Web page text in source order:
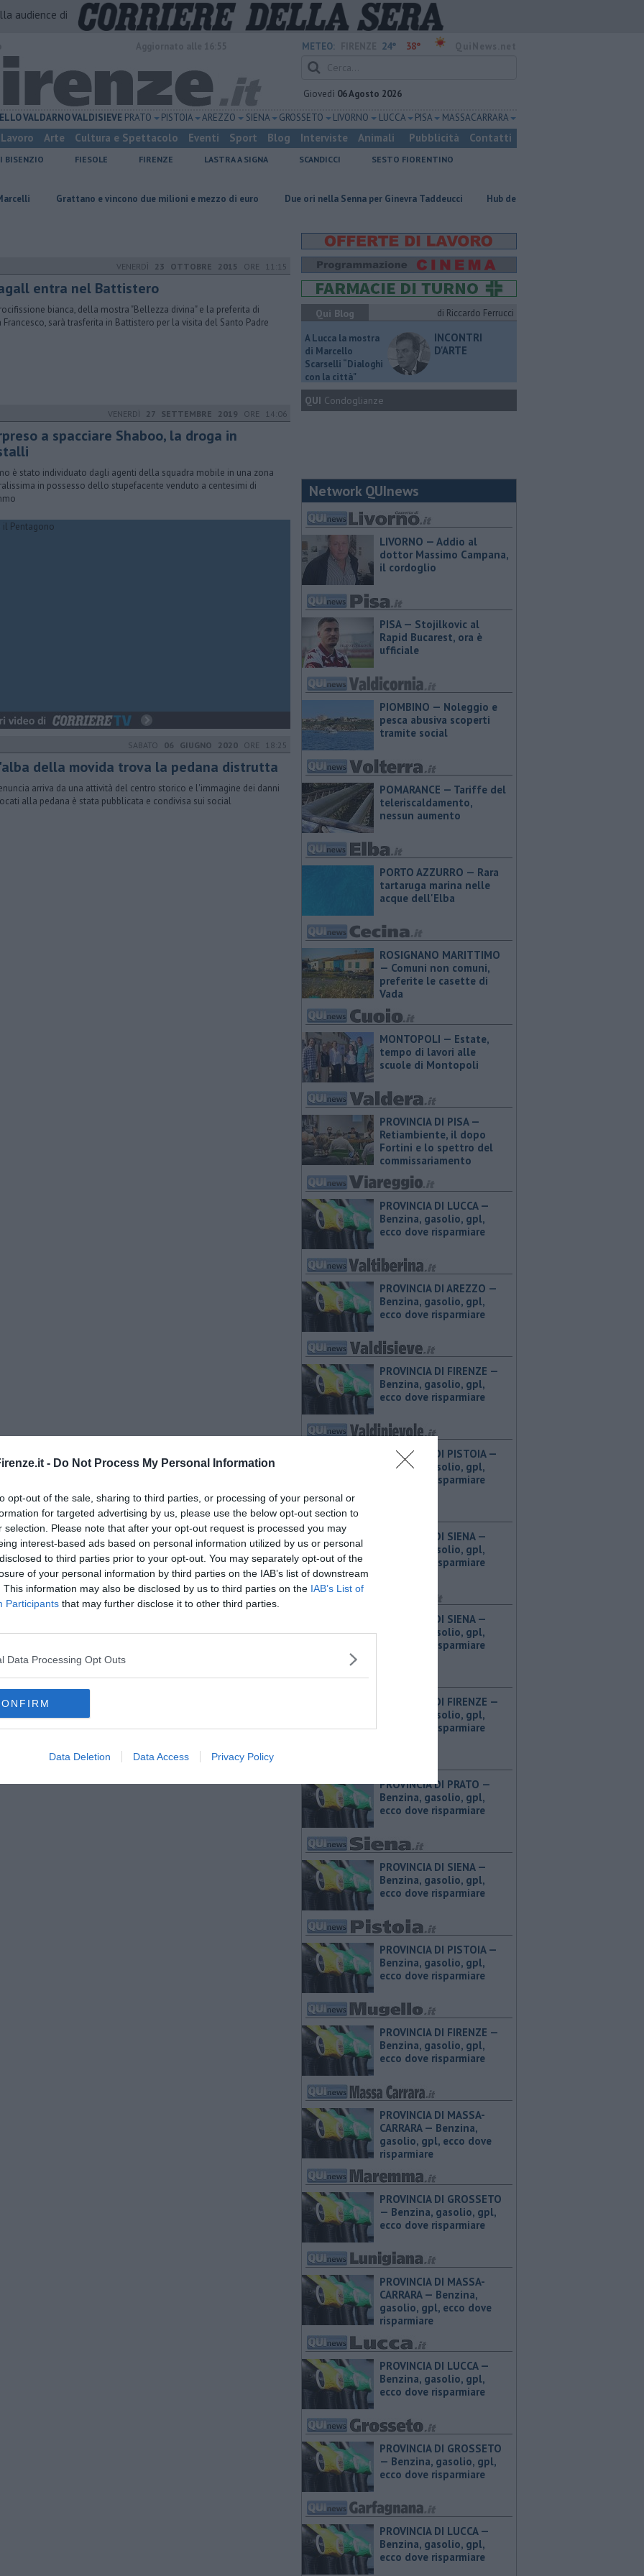
- Do Not Process My Personal Information
opt-out of the sale, sharing to third parties, or processing of your personal or
for targeted advertising by us, please use the below opt-out section to
selection. Please note that after your opt-out request is processed you may
interest-based ads based on personal information utilized by us or personal
to third parties prior to your opt-out. You may separately opt-out of the
of your personal information by third parties on the IAB’s list of downstream
This information may also be disclosed by us to third parties on the IAB’s List of
Participants that may further disclose it to other third parties.
Data Processing Opt Outs
Data Deletion Data Access Privacy Policy
audience di
METEO: 24° 38°
Giovedì 06 Agosto 2026
VALDARNOVALDISIEVE PRATO PISTOIA AREZZO SIENA GROSSETO LIVORNO LUCCA PISA MASSA CARRARA
Lavoro Arte Cultura e Spettacolo Eventi Sport Blog Interviste Animali Pubblicità Contatti
BISENZIO FIESOLE FIRENZE LASTRA A SIGNA SCANDICCI
SESTO FIORENTINO
Grattano e vincono due milioni e mezzo di euro Due ori nella Senna per Ginevra Taddeucci Hub delle energie rinnovabili nell'ex deposito Eni
VENERDÌ 23 OTTOBRE 2015 ORE 11:15
entra nel Battistero
bianca, della mostra "Bellezza divina" e la preferita di
Francesco, sarà trasferita in Battistero per la visita del Santo Padre
VENERDÌ 27 SETTEMBRE 2019 ORE 14:06
a spacciare Shaboo, la droga in
è stato individuato dagli agenti della squadra mobile in una zona
in possesso dello stupefacente venduto a centesimi di
SABATO 06 GIUGNO 2020 ORE 18:25
della movida trova la pedana distrutta
arriva da una attività del centro storico e l'immagine dei danni
alla pedana è stata pubblicata e condivisa sui social
Qui Blog di Riccardo Ferrucci
A Lucca la mostra
di Marcello
Scarselli “Dialoghi
con la città"
INCONTRI
D'ARTE
QUI Condoglianze
Network QUInews
LIVORNO — Addio al
dottor Massimo Campana,
il cordoglio
PISA — Stojilkovic al
Rapid Bucarest, ora è
ufficiale
PIOMBINO — Noleggio e
pesca abusiva scoperti
tramite social
POMARANCE — Tariffe del
teleriscaldamento,
nessun aumento
PORTO AZZURRO — Rara
tartaruga marina nelle
acque dell'Elba
ROSIGNANO MARITTIMO
— Comuni non comuni,
preferite le casette di
Vada
MONTOPOLI — Estate,
tempo di lavori alle
scuole di Montopoli
PROVINCIA DI PISA —
Retiambiente, il dopo
Fortini e lo spettro del
commissariamento
PROVINCIA DI LUCCA — ​
Benzina, gasolio, gpl,
ecco dove risparmiare
PROVINCIA DI AREZZO — ​
Benzina, gasolio, gpl,
ecco dove risparmiare
PROVINCIA DI FIRENZE — ​
Benzina, gasolio, gpl,
ecco dove risparmiare
PROVINCIA DI PISTOIA — ​
Benzina, gasolio, gpl,
ecco dove risparmiare
PROVINCIA DI SIENA — ​
Benzina, gasolio, gpl,
ecco dove risparmiare
PROVINCIA DI SIENA — ​
Benzina, gasolio, gpl,
ecco dove risparmiare
PROVINCIA DI FIRENZE — ​
Benzina, gasolio, gpl,
ecco dove risparmiare
PROVINCIA DI PRATO — ​
Benzina, gasolio, gpl,
ecco dove risparmiare
PROVINCIA DI SIENA — ​
Benzina, gasolio, gpl,
ecco dove risparmiare
PROVINCIA DI PISTOIA — ​
Benzina, gasolio, gpl,
ecco dove risparmiare
PROVINCIA DI FIRENZE — ​
Benzina, gasolio, gpl,
ecco dove risparmiare
PROVINCIA DI MASSA-
CARRARA — ​Benzina,
gasolio, gpl, ecco dove
risparmiare
PROVINCIA DI GROSSETO
— ​Benzina, gasolio, gpl,
ecco dove risparmiare
PROVINCIA DI MASSA-
CARRARA — ​Benzina,
gasolio, gpl, ecco dove
risparmiare
PROVINCIA DI LUCCA — ​
Benzina, gasolio, gpl,
ecco dove risparmiare
PROVINCIA DI GROSSETO
— ​Benzina, gasolio, gpl,
ecco dove risparmiare
PROVINCIA DI LUCCA — ​
Benzina, gasolio, gpl,
ecco dove risparmiare